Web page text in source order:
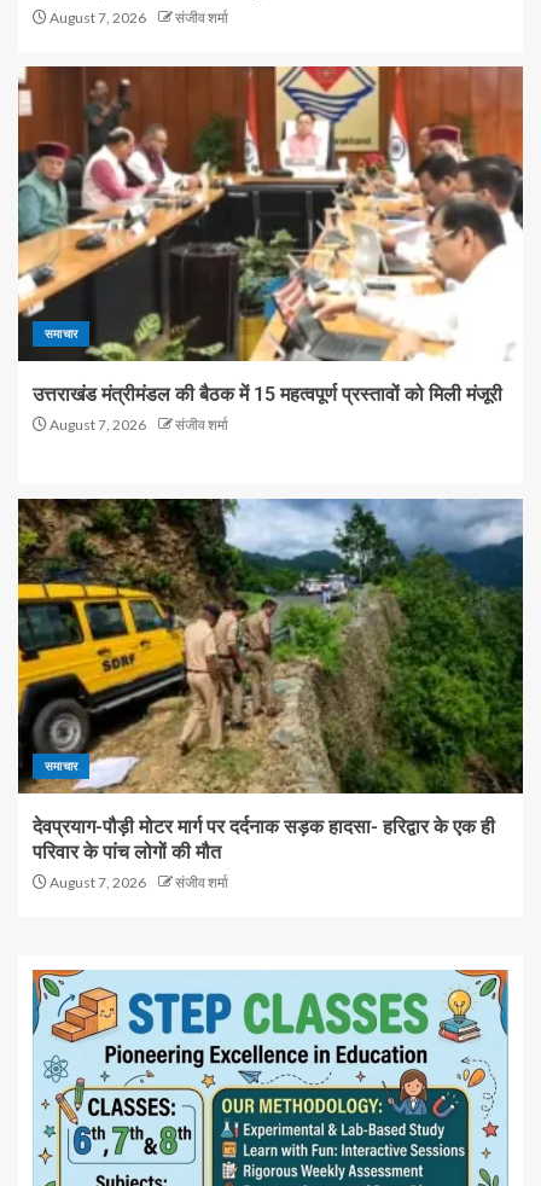
August 7, 2026 संजीव शर्मा
समाचार
उत्तराखंड मंत्रीमंडल की बैठक में 15 महत्वपूर्ण प्रस्तावों को मिली मंजूरी
August 7, 2026 संजीव शर्मा
समाचार
देवप्रयाग-पौड़ी मोटर मार्ग पर दर्दनाक सड़क हादसा- हरिद्वार के एक ही
परिवार के पांच लोगों की मौत
August 7, 2026 संजीव शर्मा